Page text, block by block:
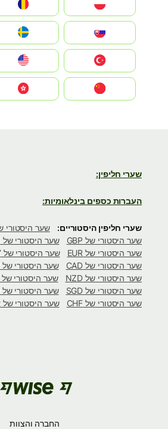
שערי חליפין:
העברות כספים בינלאומיות:
שערי חליפין היסטוריים:
שער היסטורי של AUD
שער היסטורי של GBP
שער היסטורי של MXN
שער היסטורי של EUR
שער היסטורי של JPY
שער היסטורי של CAD
שער היסטורי של INR
שער היסטורי של NZD
שער היסטורי של ZAR
שער היסטורי של SGD
שער היסטורי של USD
שער היסטורי של CHF
שער היסטורי של IDR
החברה והצוות